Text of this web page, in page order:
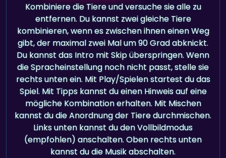
Kombiniere die Tiere und versuche sie alle zu
entfernen. Du kannst zwei gleiche Tiere
kombinieren, wenn es zwischen ihnen einen Weg
gibt, der maximal zwei Mal um 90 Grad abknickt.
Du kannst das Intro mit Skip überspringen. Wenn
die Spracheinstellung noch nicht passt, stelle sie
rechts unten ein. Mit Play/Spielen startest du das
Spiel. Mit Tipps kannst du einen Hinweis auf eine
mögliche Kombination erhalten. Mit Mischen
kannst du die Anordnung der Tiere durchmischen.
Links unten kannst du den Vollbildmodus
(empfohlen) anschalten. Oben rechts unten
kannst du die Musik abschalten.